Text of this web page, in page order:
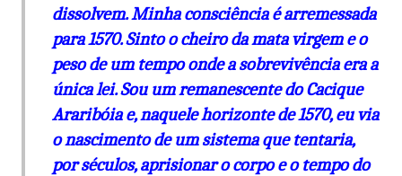
dissolvem. Minha consciência é arremessada
para 1570. Sinto o cheiro da mata virgem e o
peso de um tempo onde a sobrevivência era a
única lei. Sou um remanescente do Cacique
Araribóia e, naquele horizonte de 1570, eu via
o nascimento de um sistema que tentaria,
por séculos, aprisionar o corpo e o tempo do